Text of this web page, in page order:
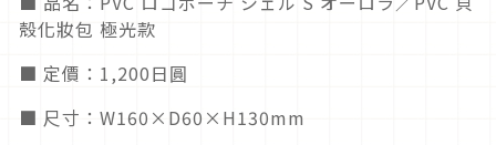
殼化妝包 極光款
■ 定價：1,200日圓
■ 尺寸：W160×D60×H130mm